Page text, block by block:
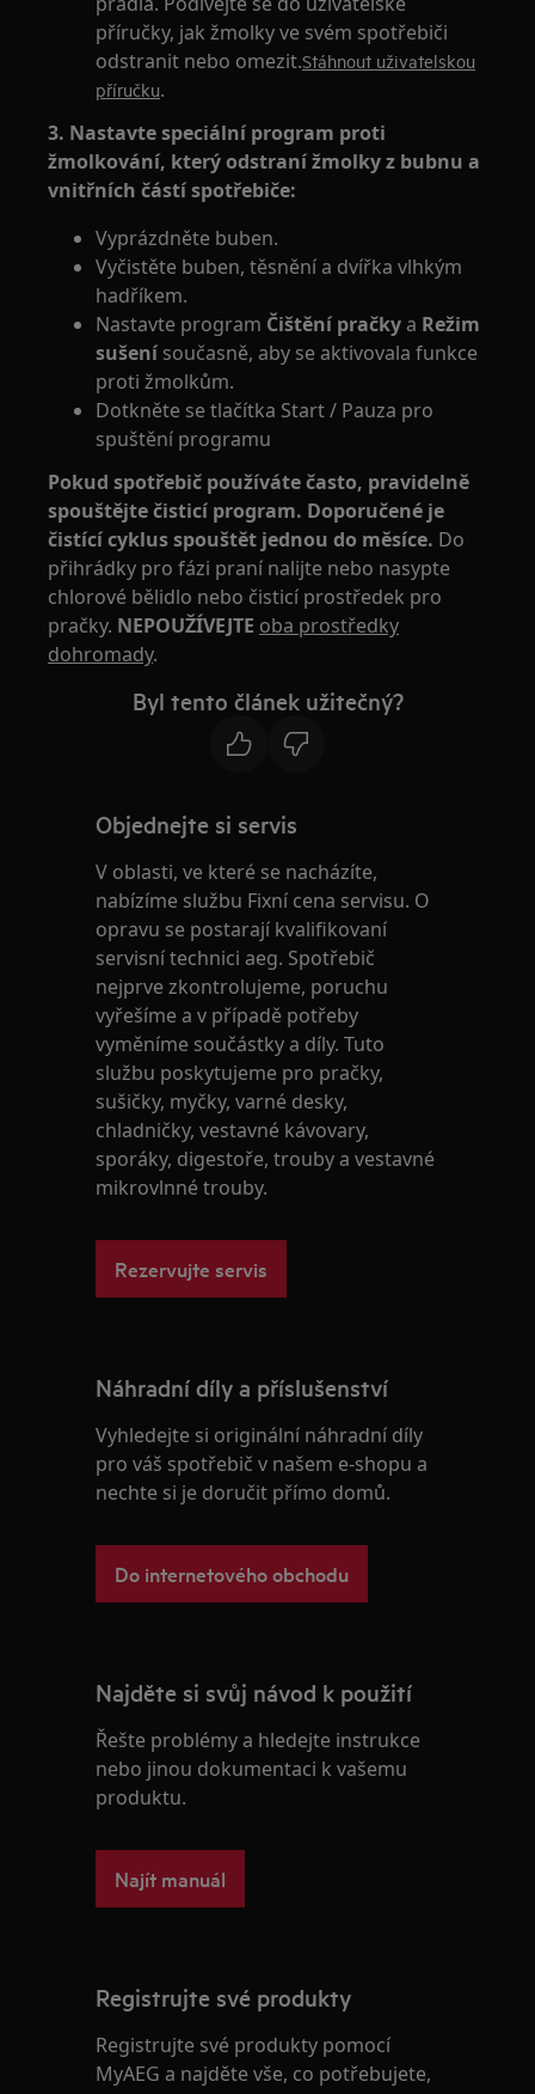
příručky, jak žmolky ve svém spotřebiči
odstranit nebo omezit.Stáhnout uživatelskou
příručku.
3. Nastavte speciální program proti
žmolkování, který odstraní žmolky z bubnu a
vnitřních částí spotřebiče:
Vyprázdněte buben.
Vyčistěte buben, těsnění a dvířka vlhkým
hadříkem.
Nastavte program Čištění pračkya Režim
sušení současně, aby se aktivovala funkce
proti žmolkům.
Dotkněte se tlačítka Start / Pauza pro
spuštění programu
Pokud spotřebič používáte často, pravidelně
spouštějte čisticí program. Doporučené je
čistící cyklus spouštět jednou do měsíce. Do
přihrádky pro fázi praní nalijte nebo nasypte
chlorové bělidlo nebo čisticí prostředek pro
pračky. NEPOUŽÍVEJTE oba prostředky
dohromady.
Byl tento článek užitečný?
Objednejte si servis
V oblasti, ve které se nacházíte,
nabízíme službu Fixní cena servisu. O
opravu se postarají kvalifikovaní
servisní technici aeg. Spotřebič
nejprve zkontrolujeme, poruchu
vyřešíme a v případě potřeby
vyměníme součástky a díly. Tuto
službu poskytujeme pro pračky,
sušičky, myčky, varné desky,
chladničky, vestavné kávovary,
sporáky, digestoře, trouby a vestavné
mikrovlnné trouby.
Rezervujte servis
Náhradní díly a příslušenství
Vyhledejte si originální náhradní díly
pro váš spotřebič v našem e-shopu a
nechte si je doručit přímo domů.
Do internetového obchodu
Najděte si svůj návod k použití
Řešte problémy a hledejte instrukce
nebo jinou dokumentaci k vašemu
produktu.
Najít manuál
Registrujte své produkty
Registrujte své produkty pomocí
MyAEG a najděte vše, co potřebujete,